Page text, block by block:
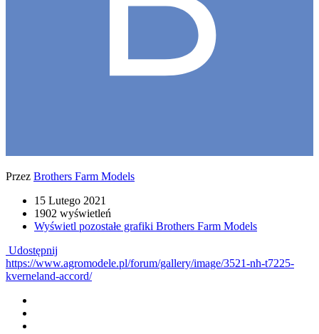
Przez Brothers Farm Models
15 Lutego 2021
1902 wyświetleń
Wyświetl pozostałe grafiki Brothers Farm Models
Udostępnij
https://www.agromodele.pl/forum/gallery/image/3521-nh-t7225-
kverneland-accord/